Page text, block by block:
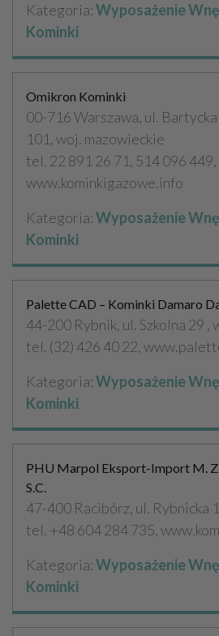
Kategoria:Wyposażenie
Kominki
Omikron Kominki
00-716 Warszawa, ul.
101, woj. mazowieckie
tel. 22 891 26 71, 514 096 449,
www.kominkigazowe.info
Kategoria:Wyposażenie
Kominki
Palette CAD – Kominki Damaro
44-200 Rybnik, ul. Szkolna 29 ,
tel. (32) 426 40 22,
Kategoria:Wyposażenie
Kominki
PHU Marpol Eksport-Import M.
S.C.
47-400 Racibórz, ul. Rybnicka
tel. +48 604 284 735,
Kategoria:Wyposażenie
Kominki